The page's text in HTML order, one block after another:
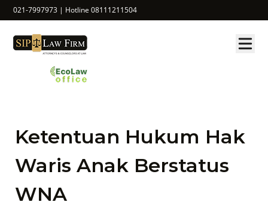
021-7997973 | Hotline 08111211504
Ketentuan Hukum Hak
Waris Anak Berstatus
WNA